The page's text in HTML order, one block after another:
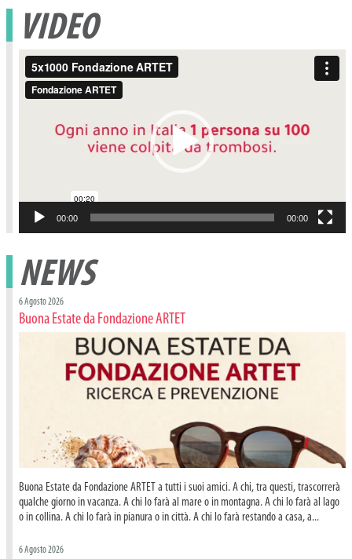
VIDEO
Video
Player
00:00 00:00
NEWS
6 Agosto 2026
Buona Estate da Fondazione ARTET
Buona Estate da Fondazione ARTET a tutti i suoi amici. A chi, tra questi, trascorrerà
qualche giorno in vacanza. A chi lo farà al mare o in montagna. A chi lo farà al lago
o in collina. A chi lo farà in pianura o in città. A chi lo farà restando a casa, a...
6 Agosto 2026